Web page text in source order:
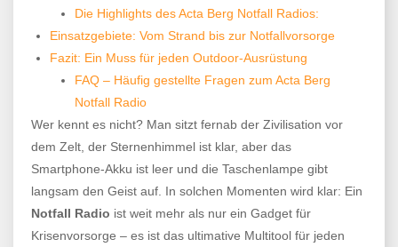
Die Highlights des Acta Berg Notfall Radios:
Einsatzgebiete: Vom Strand bis zur Notfallvorsorge
Fazit: Ein Muss für jeden Outdoor-Ausrüstung
FAQ – Häufig gestellte Fragen zum Acta Berg
Notfall Radio
Wer kennt es nicht? Man sitzt fernab der Zivilisation vor
dem Zelt, der Sternenhimmel ist klar, aber das
Smartphone-Akku ist leer und die Taschenlampe gibt
langsam den Geist auf. In solchen Momenten wird klar: Ein
Notfall Radio ist weit mehr als nur ein Gadget für
Krisenvorsorge – es ist das ultimative Multitool für jeden